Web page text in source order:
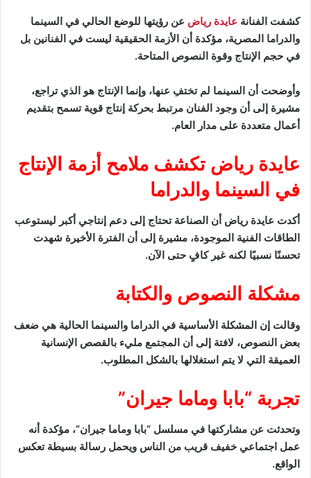
كشفت الفنانة عايدة رياض عن رؤيتها للوضع الحالي في السينما
والدراما المصرية، مؤكدة أن الأزمة الحقيقية ليست في الفنانين بل
في حجم الإنتاج وقوة النصوص المتاحة.
وأوضحت أن السينما لم تختفِ عنها، وإنما الإنتاج هو الذي تراجع،
مشيرة إلى أن وجود الفنان مرتبط بحركة إنتاج قوية تسمح بتقديم
أعمال متعددة على مدار العام.
عايدة رياض تكشف ملامح أزمة الإنتاج
في السينما والدراما
أكدت عايدة رياض أن الصناعة تحتاج إلى دعم إنتاجي أكبر ليستوعب
الطاقات الفنية الموجودة، مشيرة إلى أن الفترة الأخيرة شهدت
تحسنًا نسبيًا لكنه غير كافٍ حتى الآن.
مشكلة النصوص والكتابة
وقالت إن المشكلة الأساسية في الدراما والسينما الحالية هي ضعف
بعض النصوص، لافتة إلى أن المجتمع مليء بالقصص الإنسانية
العميقة التي لا يتم استغلالها بالشكل المطلوب.
تجربة “بابا وماما جيران”
وتحدثت عن مشاركتها في مسلسل “بابا وماما جيران”، مؤكدة أنه
عمل اجتماعي خفيف قريب من الناس ويحمل رسالة بسيطة تعكس
الواقع.